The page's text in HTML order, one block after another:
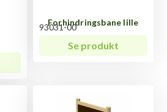
Forhindringsbane lille
93031-00
Se produkt